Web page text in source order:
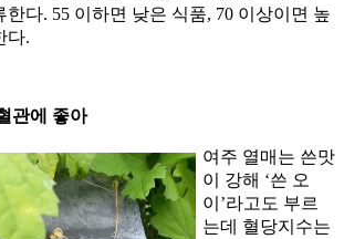
다. 55 이하면 낮은 식품, 70 이상이면 높
다.
관에 좋아
여주 열매는 쓴맛
이 강해 ‘쓴 오
이’라고도 부르
는데 혈당지수는